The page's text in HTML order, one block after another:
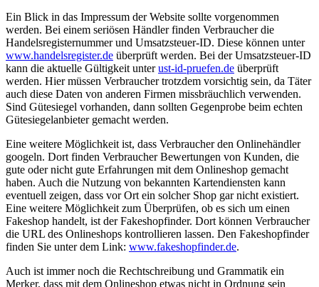
Ein Blick in das Impressum der Website sollte vorgenommen
werden. Bei einem seriösen Händler finden Verbraucher die
Handelsregisternummer und Umsatzsteuer-ID. Diese können unter
www.handelsregister.de überprüft werden. Bei der Umsatzsteuer-ID
kann die aktuelle Gültigkeit unterust-id-pruefen.de überprüft
werden. Hier müssen Verbraucher trotzdem vorsichtig sein, da Täter
auch diese Daten von anderen Firmen missbräuchlich verwenden.
Sind Gütesiegel vorhanden, dann sollten Gegenprobe beim echten
Gütesiegelanbieter gemacht werden.
Eine weitere Möglichkeit ist, dass Verbraucher den Onlinehändler
googeln. Dort finden Verbraucher Bewertungen von Kunden, die
gute oder nicht gute Erfahrungen mit dem Onlineshop gemacht
haben. Auch die Nutzung von bekannten Kartendiensten kann
eventuell zeigen, dass vor Ort ein solcher Shop gar nicht existiert.
Eine weitere Möglichkeit zum Überprüfen, ob es sich um einen
Fakeshop handelt, ist der Fakeshopfinder. Dort können Verbraucher
die URL des Onlineshops kontrollieren lassen. Den Fakeshopfinder
finden Sie unter dem Link: www.fakeshopfinder.de.
Auch ist immer noch die Rechtschreibung und Grammatik ein
Merker, dass mit dem Onlineshop etwas nicht in Ordnung sein